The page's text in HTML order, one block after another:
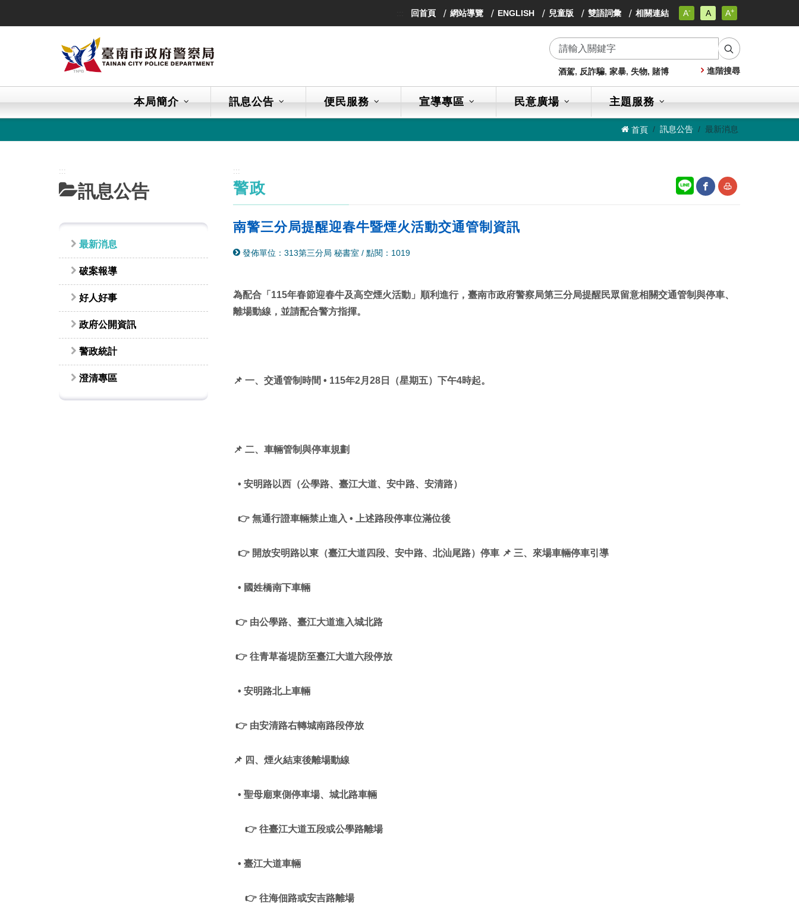
回首頁 網站導覽 ENGLISH 兒童版 雙語詞彙 相關連結 A-
小
級
A小
字
級
A+
小
字
級
尋
酒駕, 反詐騙, 家暴, 失物, 賭博 進階搜尋
本局簡介 訊息公告 便民服務 宣導專區 民意廣場 主題服務
首頁 訊息公告 最新消息
:::
訊息公告
最新消息
破案報導
好人好事
政府公開資訊
警政統計
澄清專區
:::
警政
至
南警三分局提醒迎春牛暨煙火活動交通管制資訊
發佈單位：313第三分局 秘書室 /點閱：1019
為配合「115年春節迎春牛及高空煙火活動」順利進行，臺南市政府警察局第三分局提醒民眾留意相關交通管制與停車、
離場動線，並請配合警方指揮。
📌 一、交通管制時間 • 115年2月28日（星期五）下午4時起。
📌 二、車輛管制與停車規劃
• 安明路以西（公學路、臺江大道、安中路、安清路）
👉 無通行證車輛禁止進入 • 上述路段停車位滿位後
👉 開放安明路以東（臺江大道四段、安中路、北汕尾路）停車 📌 三、來場車輛停車引導
• 國姓橋南下車輛
👉 由公學路、臺江大道進入城北路
👉 往青草崙堤防至臺江大道六段停放
• 安明路北上車輛
👉 由安清路右轉城南路段停放
📌 四、煙火結束後離場動線
• 聖母廟東側停車場、城北路車輛
👉 往臺江大道五段或公學路離場
• 臺江大道車輛
👉 往海佃路或安吉路離場